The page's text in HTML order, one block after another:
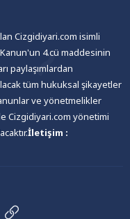
Cizgidiyari.com isimli
Kanun'un 4.cü maddesinin
paylaşımlardan
tüm hukuksal şikayetler
ve yönetmelikler
Cizgidiyari.com yönetimi
İletişim :
E-posta